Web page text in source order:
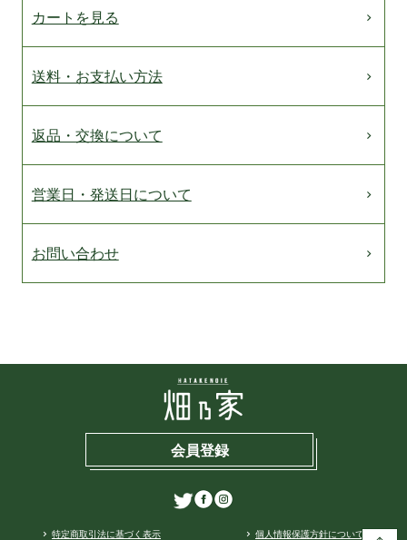
カートを見る
送料・お支払い方法
返品・交換について
営業日・発送日について
お問い合わせ
会員登録
特定商取引法に基づく表示 個人情報保護方針について